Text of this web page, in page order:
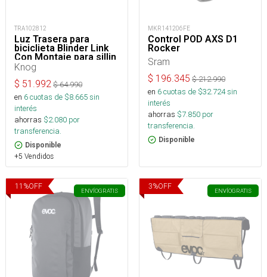
TRA102812
Luz Trasera para
biciclieta Blinder Link
Con Montaje para sillin
Knog
$ 51.992 $64.990
en 6cuotas de $8.665sin
interés
ahorras $2.080 por
transferencia.
Disponible
+5 Vendidos
MKR141206FE
Control POD AXS D1
Rocker
Sram
$ 196.345 $212.990
en 6cuotas de $32.724sin
interés
ahorras $7.850 por
transferencia.
Disponible
11 %OFF
ENVÍOGRATIS
3%OFF
ENVÍOGRATIS